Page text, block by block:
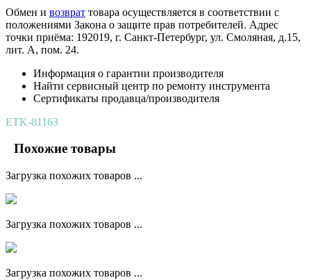
Обмен и возврат товара осуществляется в соответствии с
положениями Закона о защите прав потребителей. Адрес
точки приёма: 192019, г. Санкт-Петербург, ул. Смоляная, д.15,
лит. А, пом. 24.
Информация о гарантии производителя
Найти сервисный центр по ремонту инструмента
Сертификаты продавца/производителя
ETK-81163
Похожие товары
Загрузка похожих товаров ...
Загрузка похожих товаров ...
Загрузка похожих товаров ...